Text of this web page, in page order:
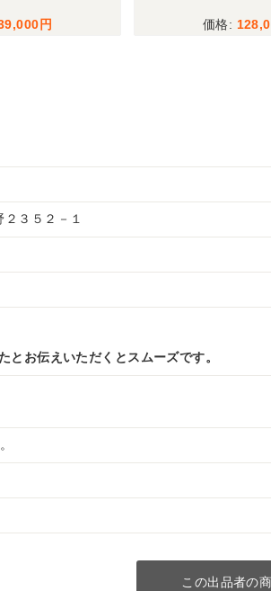
３５２－１
お伝えいただくとスムーズです。
この出品者の